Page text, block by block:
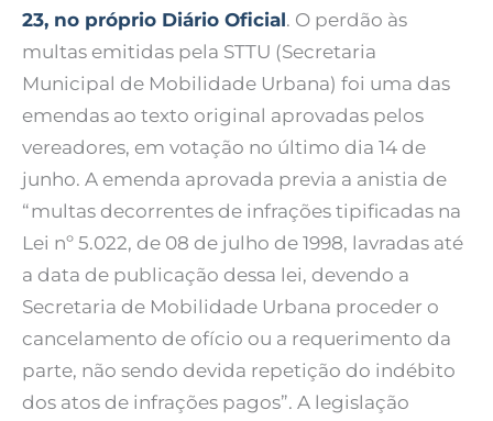
23, no próprio Diário Oficial. O perdão às
multas emitidas pela STTU (Secretaria
Municipal de Mobilidade Urbana) foi uma das
emendas ao texto original aprovadas pelos
vereadores, em votação no último dia 14 de
junho. A emenda aprovada previa a anistia de
“multas decorrentes de infrações tipificadas na
Lei nº 5.022, de 08 de julho de 1998, lavradas até
a data de publicação dessa lei, devendo a
Secretaria de Mobilidade Urbana proceder o
cancelamento de ofício ou a requerimento da
parte, não sendo devida repetição do indébito
dos atos de infrações pagos”. A legislação